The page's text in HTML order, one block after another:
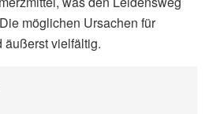
möglichen Ursachen für
äußerst vielfältig.